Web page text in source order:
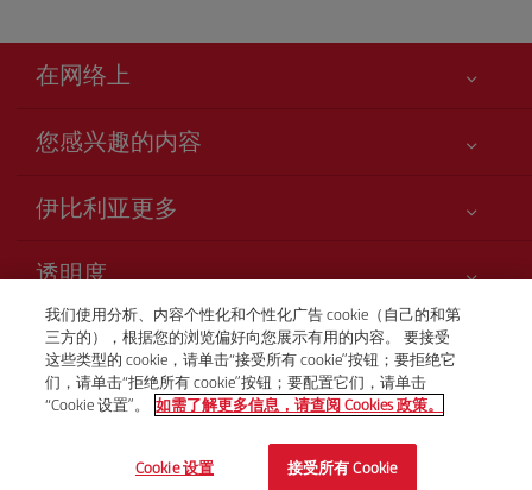
在网络上
您感兴趣的内容
网站访问声明
服务承诺
伊比利亚更多
股东和投资者
我们的合作关系
英国航空公司
透明度
法律信息
运输条件
旅客的权利
iberia.com 的注册条件
客户服务中心
+86 400 881 0207
周一至周五09:00 - 18:00
我们使用分析、内容个性化和个性化广告 cookie（自己的和第
三方的），根据您的浏览偏好向您展示有用的内容。 要接受
这些类型的 cookie，请单击“接受所有 cookie”按钮；要拒绝它
们，请单击“拒绝所有 cookie”按钮；要配置它们，请单击
“Cookie 设置”。
如需了解更多信息，请查阅 Cookies 政策。
Cookie 设置 接受所有 Cookie